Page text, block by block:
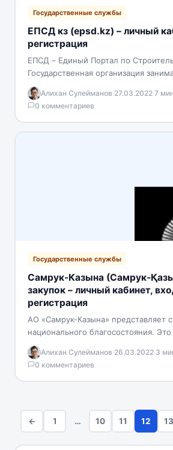
Государственные службы
ЕПСД кз (epsd.kz) – личный
регистрация
ЕПСД – Единый Портал по
Государственная организация
строительной индустрией,
индивидуальных предпринимателей,
информированием населения
принимает документы для…
Алихан Сулейманов·27.03.2022·7
0 комментариев
Государственные службы
Самрук-Казына (Самрук-
закупок – личный кабинет,
регистрация
АО «Самрук-Казына» представляет
национального благосостояния.
общество, основанное в 2008 году по
Нурсултана Назарбаева.
организации является…
Алихан Сулейманов·26.03.2022·3
0 комментариев
← 1 … 10 11 12 13